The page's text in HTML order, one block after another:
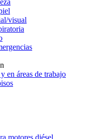
visual
en áreas de trabajo
motores diésel